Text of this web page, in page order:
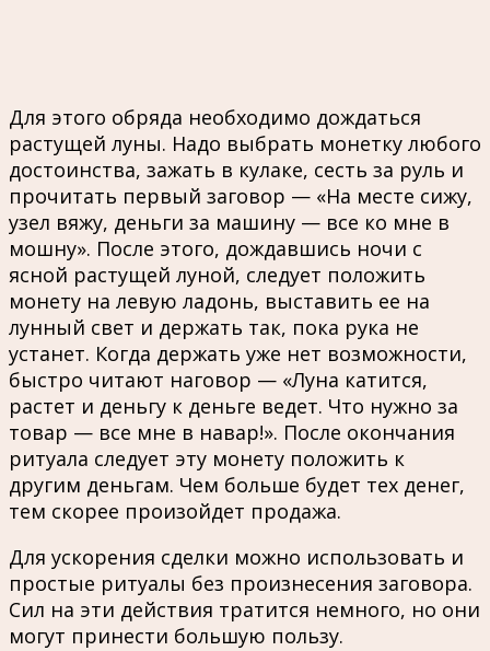
Для этого обряда необходимо дождаться
растущей луны. Надо выбрать монетку любого
достоинства, зажать в кулаке, сесть за руль и
прочитать первый заговор — «На месте сижу,
узел вяжу, деньги за машину — все ко мне в
мошну». После этого, дождавшись ночи с
ясной растущей луной, следует положить
монету на левую ладонь, выставить ее на
лунный свет и держать так, пока рука не
устанет. Когда держать уже нет возможности,
быстро читают наговор — «Луна катится,
растет и деньгу к деньге ведет. Что нужно за
товар — все мне в навар!». После окончания
ритуала следует эту монету положить к
другим деньгам. Чем больше будет тех денег,
тем скорее произойдет продажа.
Для ускорения сделки можно использовать и
простые ритуалы без произнесения заговора.
Сил на эти действия тратится немного, но они
могут принести большую пользу.